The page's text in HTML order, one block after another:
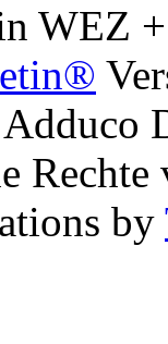
WEZ
Rechte
by